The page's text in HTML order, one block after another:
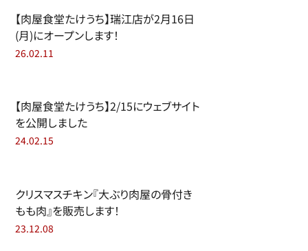
【肉屋食堂たけうち】瑞江店が2月16日
(月)にオープンします！
26.02.11
【肉屋食堂たけうち】2/15にウェブサイト
を公開しました
24.02.15
クリスマスチキン『大ぶり肉屋の骨付き
もも肉』を販売します！
23.12.08